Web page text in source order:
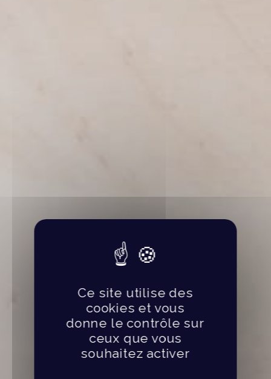
Ce site utilise des
cookies et vous
donne le contrôle sur
ceux que vous
souhaitez activer